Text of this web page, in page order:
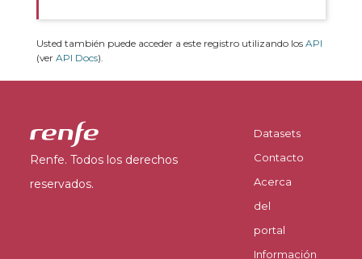
Usted también puede acceder a este registro utilizando los API
(ver API Docs).
Renfe. Todos los derechos
reservados.
Datasets
Contacto
Acerca
del
portal
Información